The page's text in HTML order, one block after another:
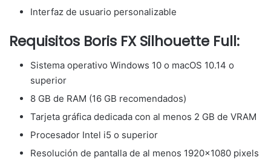
Interfaz de usuario personalizable
Requisitos Boris FX Silhouette Full:
Sistema operativo Windows 10 o macOS 10.14 o
superior
8 GB de RAM (16 GB recomendados)
Tarjeta gráfica dedicada con al menos 2 GB de VRAM
Procesador Intel i5 o superior
Resolución de pantalla de al menos 1920×1080 pixels